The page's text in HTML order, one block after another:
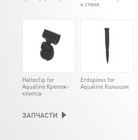
к стене
Halteclip for
Aqualine Крепеж-
клипса
Erdspiess for
Aqualine Колышек
ЗАПЧАСТИ